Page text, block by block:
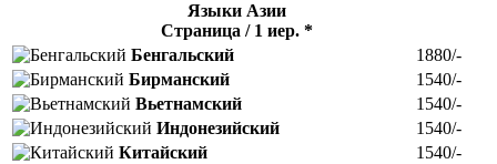
Языки Азии
Страница / 1 иер. *
Бенгальский
1880/-
Бирманский
1540/-
Вьетнамский
1540/-
Индонезийский
1540/-
Китайский
1540/-